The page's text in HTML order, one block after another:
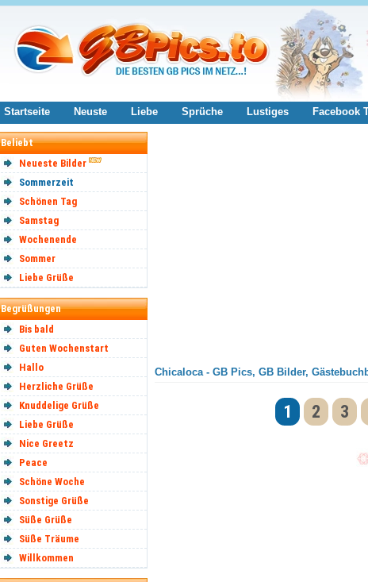
Startseite Neuste Liebe Sprüche Lustiges Facebook
Beliebt
Neueste Bilder
Sommerzeit
Schönen Tag
Samstag
Wochenende
Sommer
Liebe Grüße
Begrüßungen
Bis bald
Guten Wochenstart
Hallo
Herzliche Grüße
Knuddelige Grüße
Liebe Grüße
Nice Greetz
Peace
Schöne Woche
Sonstige Grüße
Süße Grüße
Süße Träume
Willkommen
Chicaloca - GB Pics, GB Bilder,
1 2 3